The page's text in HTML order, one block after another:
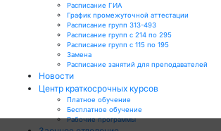
Расписание ГИА
График промежуточной аттестации
Расписание групп 313-493
Расписание групп с 214 по 295
Расписание групп с 115 по 195
Замена
Расписание занятий для преподавателей
Новости
Центр краткосрочных курсов
Платное обучение
Бесплатное обучение
Рабочие программы